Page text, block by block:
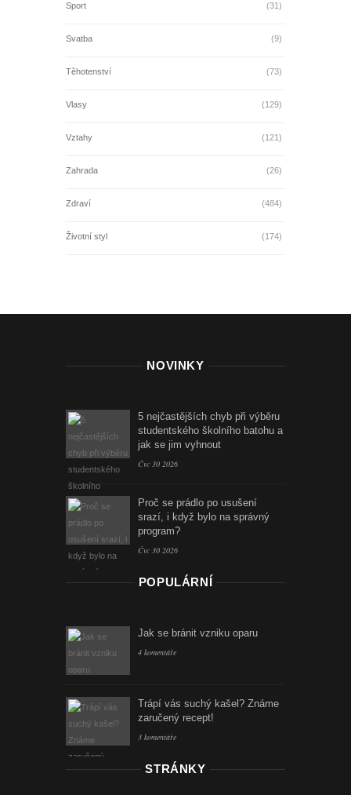
Sport (31)
Svatba (9)
Těhotenství (73)
Vlasy (129)
Vztahy (121)
Zahrada (26)
Zdraví (484)
Životní styl (174)
NOVINKY
5 nejčastějších chyb při výběru
studentského školního batohu a
jak se jim vyhnout
Čvc 30 2026
Proč se prádlo po usušení
srazí, i když bylo na správný
program?
Čvc 30 2026
POPULÁRNÍ
Jak se bránit vzniku oparu
4 komentáře
Trápí vás suchý kašel? Známe
zaručený recept!
3 komentáře
STRÁNKY